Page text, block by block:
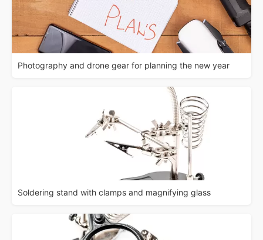
Photography and drone gear for planning the new year
Soldering stand with clamps and magnifying glass